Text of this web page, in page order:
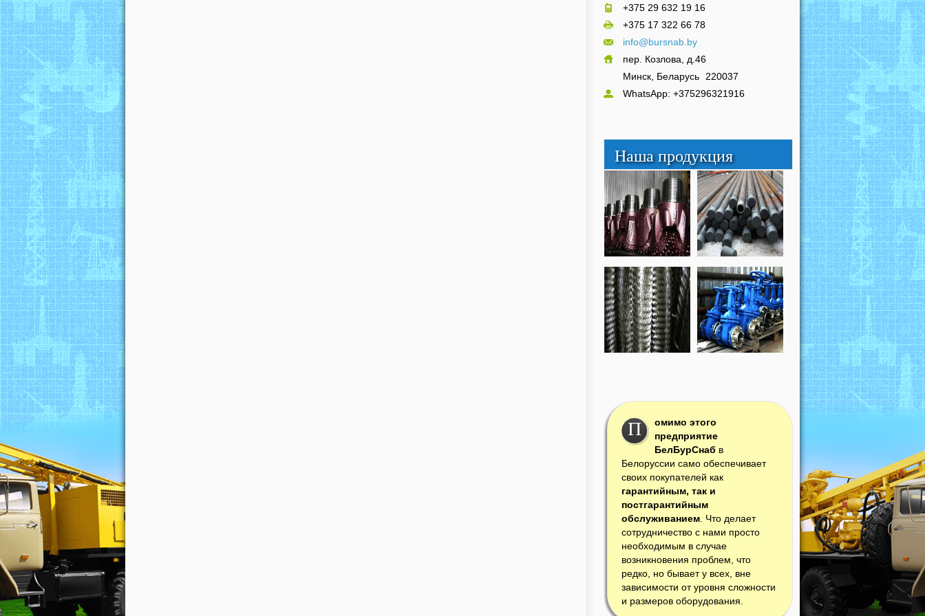
+375 29 632 19 16
+375 17 322 66 78
info@bursnab.by
пер. Козлова, д.46
Минск, Беларусь 220037
WhatsApp: +375296321916
Наша продукция
П
омимо этого
предприятие
БелБурСнаб в
Белоруссии само обеспечивает
своих покупателей как
гарантийным, так и
постгарантийным
обслуживанием. Что делает
сотрудничество с нами просто
необходимым в случае
возникновения проблем, что
редко, но бывает у всех, вне
зависимости от уровня сложности
и размеров оборудования.